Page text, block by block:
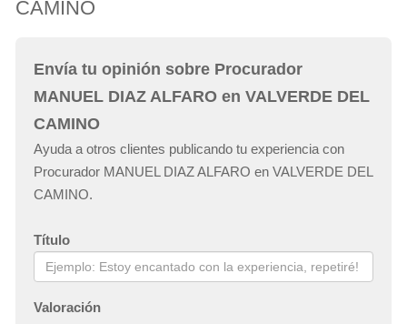
CAMINO
Envía tu opinión sobre Procurador
MANUEL DIAZ ALFARO en VALVERDE DEL
CAMINO
Ayuda a otros clientes publicando tu experiencia con
Procurador MANUEL DIAZ ALFARO en VALVERDE DEL
CAMINO.
Título
Valoración